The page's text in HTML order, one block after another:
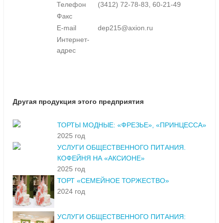
Телефон
(3412) 72-78-83, 60-21-49
Факс
E-mail
dep215@axion.ru
Интернет-
адрес
Другая продукция этого предприятия
ТОРТЫ МОДНЫЕ: «ФРЕЗЬЕ», «ПРИНЦЕССА»
2025 год
УСЛУГИ ОБЩЕСТВЕННОГО ПИТАНИЯ.
КОФЕЙНЯ НА «АКСИОНЕ»
2025 год
ТОРТ «СЕМЕЙНОЕ ТОРЖЕСТВО»
2024 год
УСЛУГИ ОБЩЕСТВЕННОГО ПИТАНИЯ: